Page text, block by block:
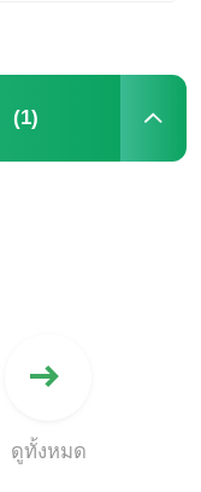
(1)
ดูทั้งหมด